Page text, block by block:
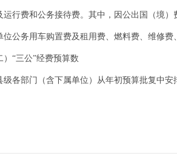
运行费和公务接待费。其中，因公出国（境
位公务用车购置费及租用费、燃料费、维修
）“三公”经费预算数
级各部门（含下属单位）从年初预算批复中